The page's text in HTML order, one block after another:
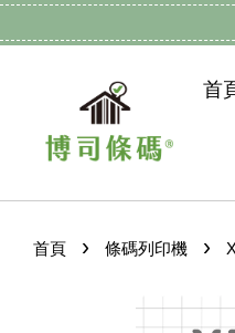
首
首頁 › 條碼列印機 ›